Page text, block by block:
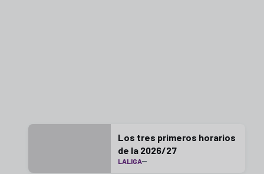
Los tres primeros horarios
de la 2026/27
LALIGA